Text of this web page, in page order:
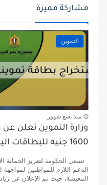
مشاركة مميزة
التموين
منذ بضع شهور
وزارة التموين تعلن
1600 جنيه للبطاقات اليوم
تسعى الحكومة لتعزيز الحماية
الدعم اللازم للمواطنين لمواجهة
المعيشة، حيث تم الإعلان عن